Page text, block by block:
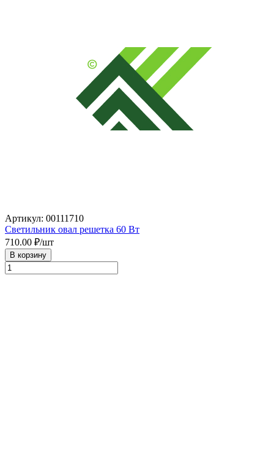
Артикул: 00111710
Светильник овал решетка 60 Вт
710.00 ₽/шт
В корзину